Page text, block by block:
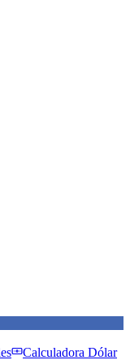
Calculadora Dólar